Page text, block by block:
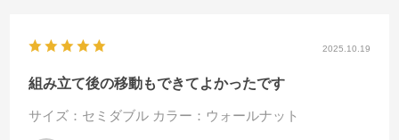
2025.10.19
組み立て後の移動もできてよかったです
サイズ：セミダブル カラー：ウォールナット